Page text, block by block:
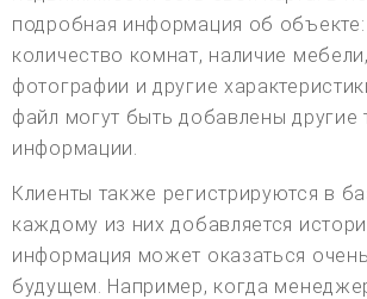
подробная информация об
количество комнат, наличие
фотографии и другие
файл могут быть добавлены другие
информации.
Клиенты также регистрируются в
каждому из них добавляется
информация может оказаться
будущем. Например, когда